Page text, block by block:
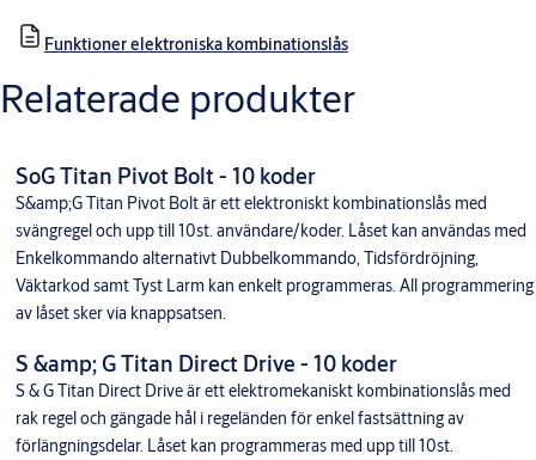
Funktioner elektroniska kombinationslås
Relaterade produkter
SoG Titan Pivot Bolt - 10 koder
S&amp;G Titan Pivot Bolt är ett elektroniskt kombinationslås med
svängregel och upp till 10st. användare/koder. Låset kan användas med
Enkelkommando alternativt Dubbelkommando, Tidsfördröjning,
Väktarkod samt Tyst Larm kan enkelt programmeras. All programmering
av låset sker via knappsatsen.
S &amp; G Titan Direct Drive - 10 koder
S & G Titan Direct Drive är ett elektromekaniskt kombinationslås med
rak regel och gängade hål i regeländen för enkel fastsättning av
förlängningsdelar. Låset kan programmeras med upp till 10st.